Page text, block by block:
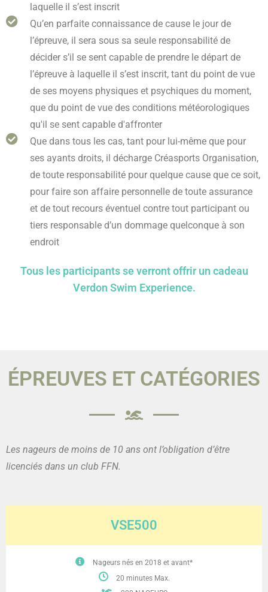
laquelle il s’est inscrit
Qu’en parfaite connaissance de cause le jour de
l’épreuve, il sera sous sa seule responsabilité de
décider s’il se sent capable de prendre le départ de
l’épreuve à laquelle il s’est inscrit, tant du point de vue
de ses moyens physiques et psychiques du moment,
que du point de vue des conditions météorologiques
qu'il se sent capable d'affronter
Que dans tous les cas, tant pour lui-même que pour
ses ayants droits, il décharge Créasports Organisation,
de toute responsabilité pour quelque cause que ce soit,
pour faire son affaire personnelle de toute assurance
et de tout recours éventuel contre tout participant ou
tiers responsable d’un dommage quelconque à son
endroit
Tous les participants se verront offrir un cadeau
Verdon Swim Experience.
ÉPREUVES ET CATÉGORIES
Les nageurs de moins de 10 ans ont l’obligation d’être
licenciés dans un club FFN.
VSE500
Nageurs nés en 2018 et avant*
20 minutes Max.